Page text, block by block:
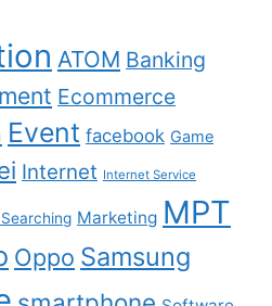
ATOM Banking
Ecommerce
Event facebook Game
Internet Internet Service
Marketing MPT
Oppo Samsung